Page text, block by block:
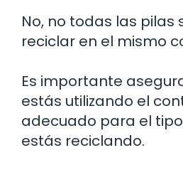
No, no todas las pilas
reciclar en el mismo
Es importante
estás utilizando el
adecuado para el
estás reciclando.